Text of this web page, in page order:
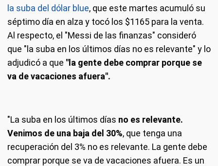
la suba del dólar blue, que este martes acumuló su
séptimo día en alza y tocó los $1165 para la venta.
Al respecto, el "Messi de las finanzas" consideró
que "la suba en los últimos días no es relevante" y lo
adjudicó a que "la gente debe comprar porque se
va de vacaciones afuera".
"La suba en los últimos días no es relevante.
Venimos de una baja del 30%, que tenga una
recuperación del 3% no es relevante. La gente debe
comprar porque se va de vacaciones afuera. Es un